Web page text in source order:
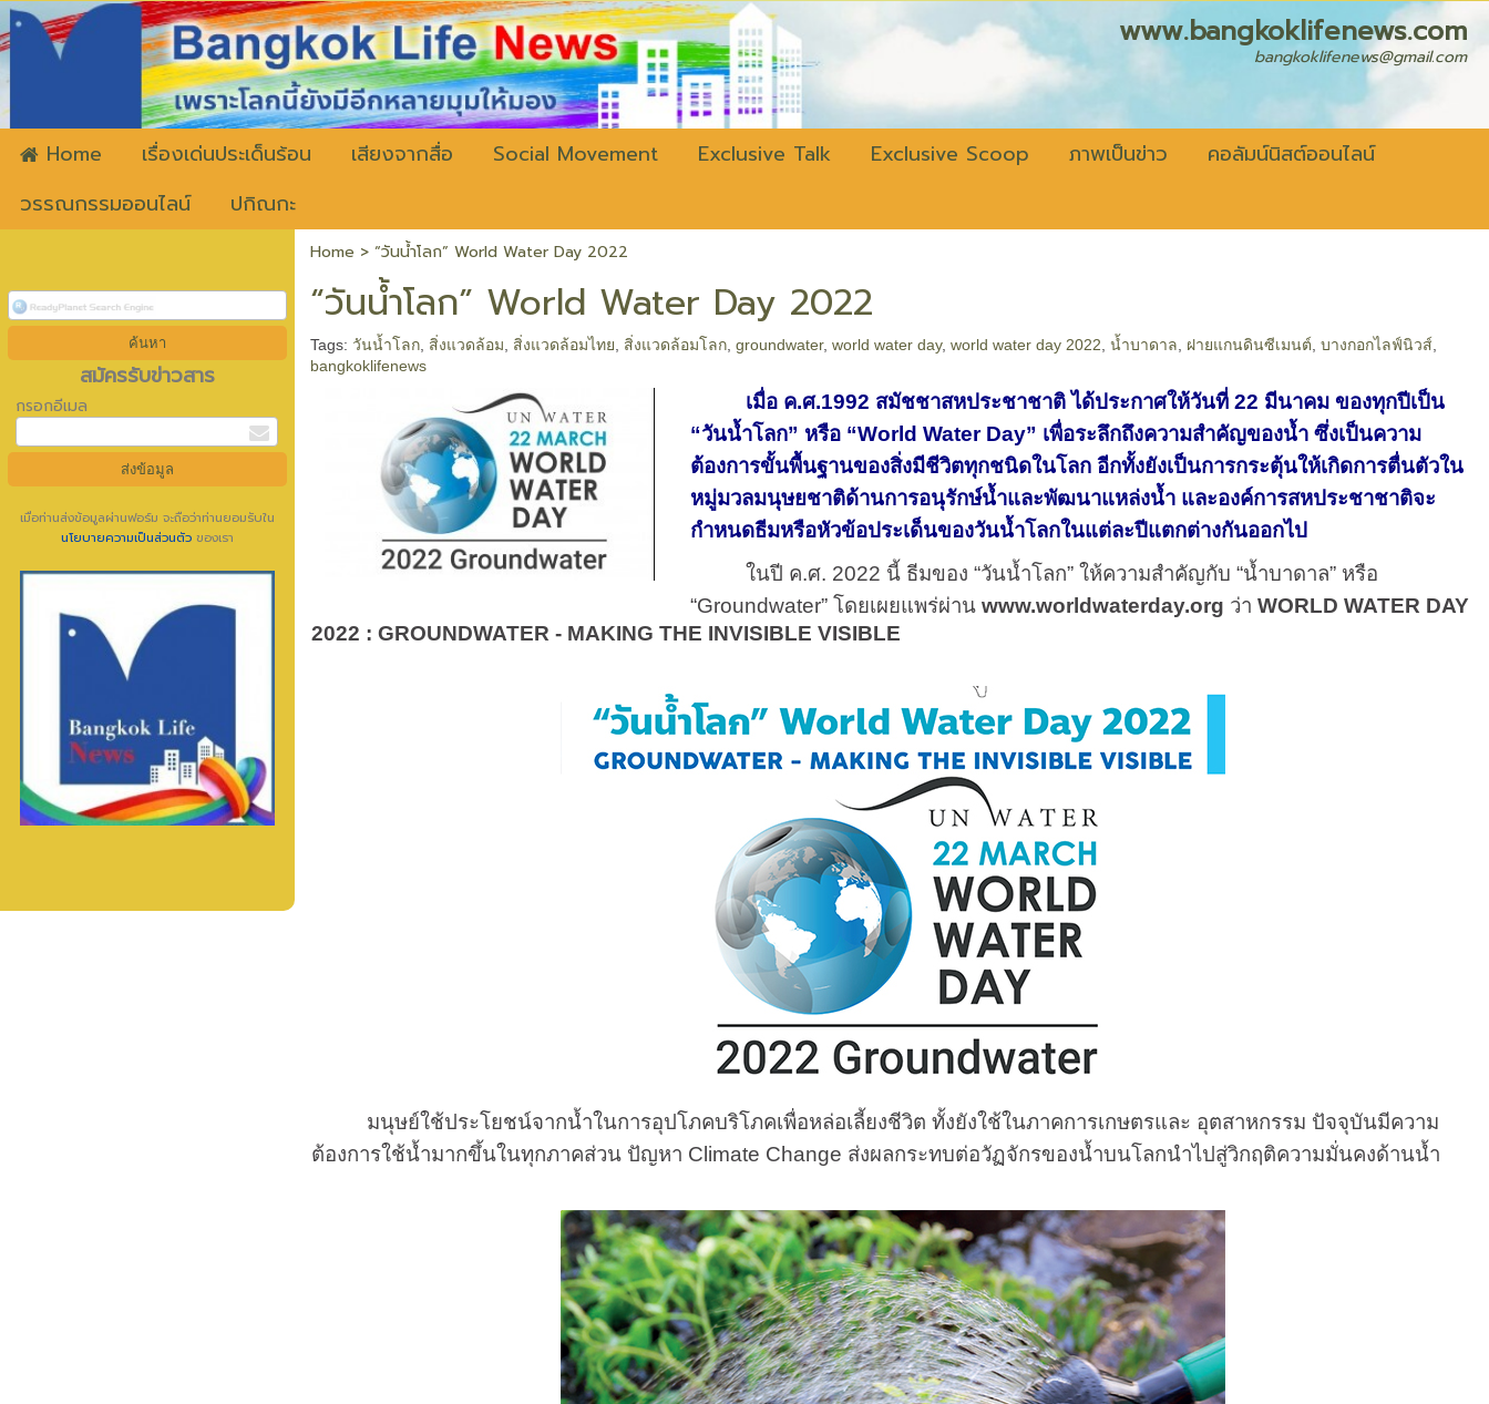
www.bangkoklifenews.com
bangkoklifenews@gmail.com
Home เรื่องเด่นประเด็นร้อน เสียงจากสื่อ Social Movement Exclusive Talk Exclusive Scoop ภาพเป็นข่าว
คอลัมน์นิสต์ออนไลน์
วรรณกรรมออนไลน์
ปกิณกะ
สมัครรับข่าวสาร
กรอกอีเมล
เมื่อท่านส่งข้อมูลผ่านฟอร์ม จะถือว่าท่านยอมรับใน
นโยบายความเป็นส่วนตัว ของเรา
Home > “วันน้ำโลก” World Water Day 2022
“วันน้ำโลก” World Water Day 2022
Tags: วันน้ำโลก สิ่งแวดล้อม สิ่งแวดล้อมไทย สิ่งแวดล้อมโลก ,groundwater,world water day,world water day 2022 ,น้ำบาดาล ฝายแกนดินซีเมนต์ ,บางกอกไลฟ์นิวส์
bangkoklifenews
เมื่อ ค.ศ.1992 สมัชชาสหประชาชาติ ได้ประกาศให้วันที่ 22 มีนาคม ของทุกปีเป็น
“วันน้ำโลก” หรือ “World Water Day” เพื่อระลึกถึงความสำคัญของน้ำ ซึ่งเป็นความ
ต้องการขั้นพื้นฐานของสิ่งมีชีวิตทุกชนิดในโลก อีกทั้งยังเป็นการกระตุ้นให้เกิดการตื่นตัวใน
หมู่มวลมนุษยชาติด้านการอนุรักษ์น้ำและพัฒนาแหล่งน้ำ และองค์การสหประชาชาติจะ
กำหนดธีมหรือหัวข้อประเด็นของวันน้ำโลกในแต่ละปีแตกต่างกันออกไป
ในปี ค.ศ. 2022 นี้ ธีมของ “วันน้ำโลก” ให้ความสำคัญกับ “น้ำบาดาล” หรือ
“Groundwater” โดยเผยแพร่ผ่าน www.worldwaterday.org ว่า WORLD WATER DAY
2022 : GROUNDWATER - MAKING THE INVISIBLE VISIBLE
มนุษย์ใช้ประโยชน์จากน้ำในการอุปโภคบริโภคเพื่อหล่อเลี้ยงชีวิต ทั้งยังใช้ในภาคการเกษตรและ อุตสาหกรรม ปัจจุบันมีความ
ต้องการใช้น้ำมากขึ้นในทุกภาคส่วน ปัญหา Climate Change ส่งผลกระทบต่อวัฏจักรของน้ำบนโลกนำไปสู่วิกฤติความมั่นคงด้านน้ำ